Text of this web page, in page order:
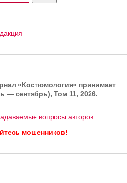
«Костюмология» принимает
— сентябрь), Том 11, 2026.
вопросы авторов
мошенников!